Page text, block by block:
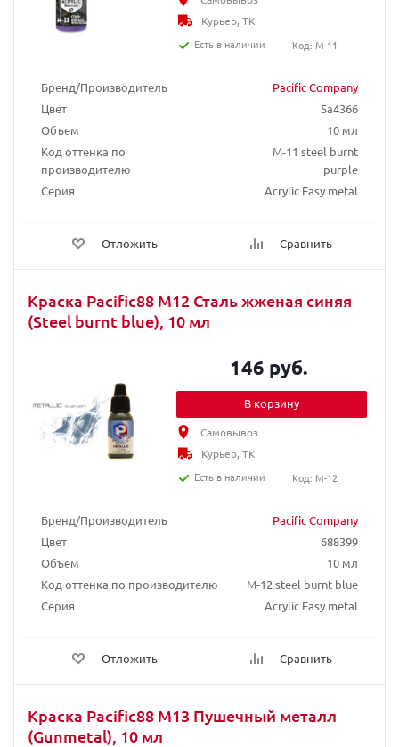
Бренд/Производитель
Pacific Company
Цвет
5a4366
Объем
10 мл
Код оттенка по
производителю
M-11 steel burnt
purple
Серия
Acrylic Easy metal
Отложить Сравнить
Курьер, ТК
Есть в наличии
Код: M-11
Краска Pacific88 М12 Сталь жженая синяя
(Steel burnt blue), 10 мл
Бренд/Производитель
Pacific Company
Цвет
688399
Объем
10 мл
Код оттенка по производителю
M-12 steel burnt blue
Серия
Acrylic Easy metal
Отложить Сравнить
146 руб.
В корзину
Самовывоз
Курьер, ТК
Есть в наличии
Код: M-12
Краска Pacific88 М13 Пушечный металл
(Gunmetal), 10 мл